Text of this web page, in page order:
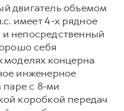
двигатель объемом
имеет 4-х рядное
непосредственный
себя
моделях концерна
инженерное
паре с 8-ми
коробкой передач